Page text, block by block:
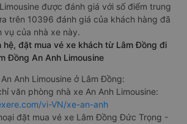
được đánh giá với số điểm trung
trên 10396 đánh giá của khách hàng đã
vụ của nhà xe này.
hệ, đặt mua vé xe khách từ Lâm Đồng đi
Đồng An Anh Limousine
Anh Limousine ở Lâm Đồng:
văn phòng nhà xe An Anh Limousine:
vi-VN/xe-an-anh
đặt mua vé xe Lâm Đồng Đức Trọng -